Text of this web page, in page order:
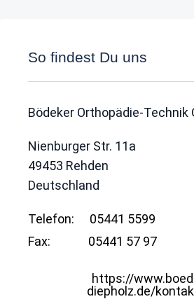
So findest Du uns
Bödeker Orthopädie-Technik
Nienburger Str. 11a
49453 Rehden
Deutschland
Telefon:
05441 5599
Fax:
05441 57 97
https://
diepholz.de/